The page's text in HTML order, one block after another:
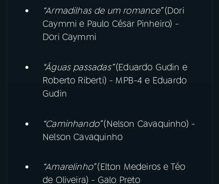
“Armadilhas de um romance”(Dori
Caymmi e Paulo César Pinheiro) -
Dori Caymmi
“Águas passadas”(Eduardo Gudin e
Roberto Riberti) - MPB-4 e Eduardo
Gudin
“Caminhando”(Nelson Cavaquinho) -
Nelson Cavaquinho
“Amarelinho”(Elton Medeiros e Téo
de Oliveira) - Galo Preto